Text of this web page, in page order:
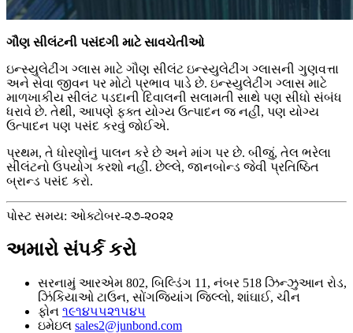
ગૌણ સીલંટની પસંદગી માટે સાવચેતીઓ
ઇન્સ્યુલેટીંગ ગ્લાસ માટે ગૌણ સીલંટ ઇન્સ્યુલેટીંગ ગ્લાસની ગુણવત્તા
અને સેવા જીવન પર મોટો પ્રભાવ પાડે છે. ઇન્સ્યુલેટીંગ ગ્લાસ માટે
માળખાકીય સીલંટ પડદાની દિવાલની સલામતી સાથે પણ સીધો સંબંધ
ધરાવે છે. તેથી, આપણે ફક્ત યોગ્ય ઉત્પાદન જ નહીં, પણ યોગ્ય
ઉત્પાદન પણ પસંદ કરવું જોઈએ.
પ્રથમ, તે ધોરણોનું પાલન કરે છે અને માંગ પર છે. બીજું, તેલ ભરેલા
સીલંટનો ઉપયોગ કરશો નહીં. છેલ્લે, જાનબોન્ડ જેવી પ્રતિષ્ઠિત
બ્રાન્ડ પસંદ કરો.
પોસ્ટ સમય: ઓક્ટોબર-૨૭-૨૦૨૨
અમારો સંપર્ક કરો
સરનામું આરએમ 802, બિલ્ડિંગ 11, નંબર 518 ઝિન્ઝુઆન રોડ,
ઝિંકિયાઓ ટાઉન, સોંગજિયાંગ જિલ્લો, શાંઘાઈ, ચીન
ફોન ૧૯૧૪૫૫૨૧૫૪૫
ઇમેઇલ sales2@junbond.com